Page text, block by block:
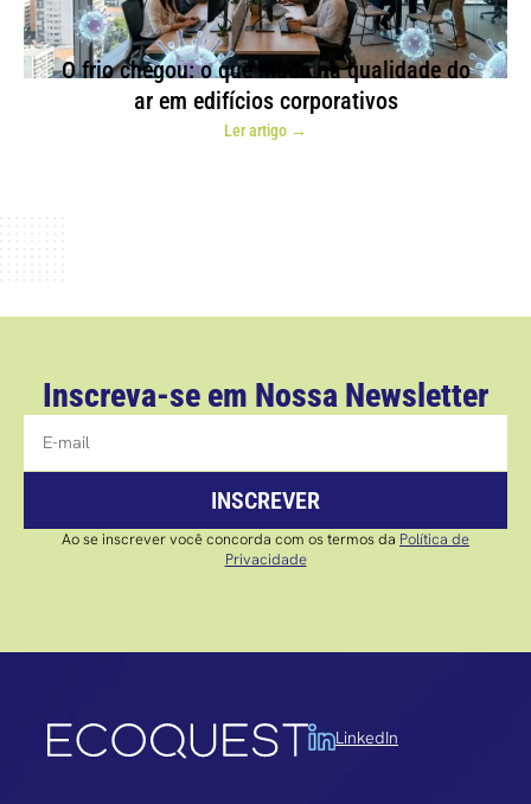
O frio chegou: o que muda na qualidade do
ar em edifícios corporativos
Ler artigo →
Inscreva-se em Nossa Newsletter
INSCREVER
Ao se inscrever você concorda com os termos da Política de
Privacidade
LinkedIn